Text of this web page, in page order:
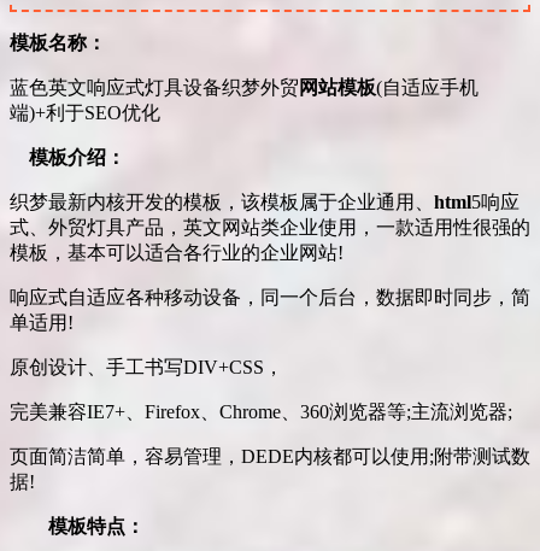
模板名称：
蓝色英文响应式灯具设备织梦外贸 网站模板(自适应手机
端)+利于SEO优化
模板介绍：
织梦最新内核开发的模板，该模板属于企业通用、 html5响应
式、外贸灯具产品，英文网站类企业使用，一款适用性很强的
模板，基本可以适合各行业的企业网站!
响应式自适应各种移动设备，同一个后台，数据即时同步，简
单适用!
原创设计、手工书写DIV+CSS，
完美兼容IE7+、Firefox、Chrome、360浏览器等;主流浏览器;
页面简洁简单，容易管理，DEDE内核都可以使用;附带测试数
据!
模板特点：